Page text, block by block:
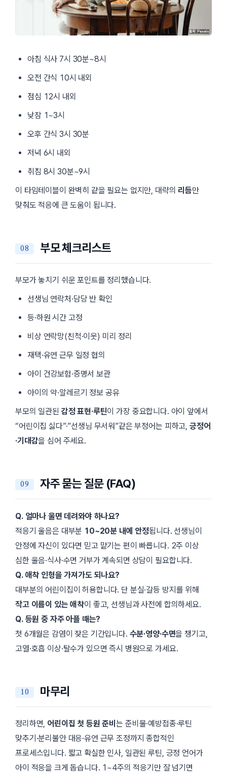
아침 식사 7시 30분~8시
오전 간식 10시 내외
점심 12시 내외
낮잠 1~3시
오후 간식 3시 30분
저녁 6시 내외
취침 8시 30분~9시
이 타임테이블이 완벽히 같을 필요는 없지만, 대략의 리듬만
맞춰도 적응에 큰 도움이 됩니다.
부모 체크리스트
부모가 놓치기 쉬운 포인트를 정리했습니다.
선생님 연락처·담당 반 확인
등·하원 시간 고정
비상 연락망(친척·이웃) 미리 정리
재택·유연 근무 일정 협의
아이 건강보험·증명서 보관
아이의 약·알레르기 정보 공유
부모의 일관된 감정 표현·루틴이 가장 중요합니다. 아이 앞에서
“어린이집 싫다”·”선생님 무서워”같은 부정어는 피하고, 긍정어
·기대감을 심어 주세요.
자주 묻는 질문 (FAQ)
Q. 얼마나 울면 데려와야 하나요?
적응기 울음은 대부분 10~20분 내에 안정됩니다. 선생님이
안정에 자신이 있다면 믿고 맡기는 편이 빠릅니다. 2주 이상
심한 울음·식사·수면 거부가 계속되면 상담이 필요합니다.
Q. 애착 인형을 가져가도 되나요?
대부분의 어린이집이 허용합니다. 단 분실·갈등 방지를 위해
작고 이름이 있는 애착이 좋고, 선생님과 사전에 합의하세요.
Q. 등원 중 자주 아플 때는?
첫 6개월은 감염이 잦은 기간입니다. 수분·영양·수면을 챙기고,
고열·호흡 이상·탈수가 있으면 즉시 병원으로 가세요.
마무리
정리하면, 어린이집 첫 등원 준비는 준비물·예방접종·루틴
맞추기·분리불안 대응·유연 근무 조정까지 종합적인
프로세스입니다. 짧고 확실한 인사, 일관된 루틴, 긍정 언어가
아이 적응을 크게 돕습니다. 1~4주의 적응기만 잘 넘기면